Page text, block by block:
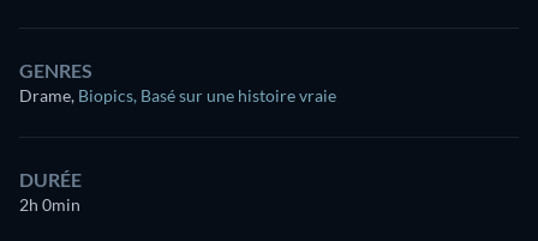
GENRES
Drame, Biopics, Basé sur une histoire vraie
DURÉE
2h 0min